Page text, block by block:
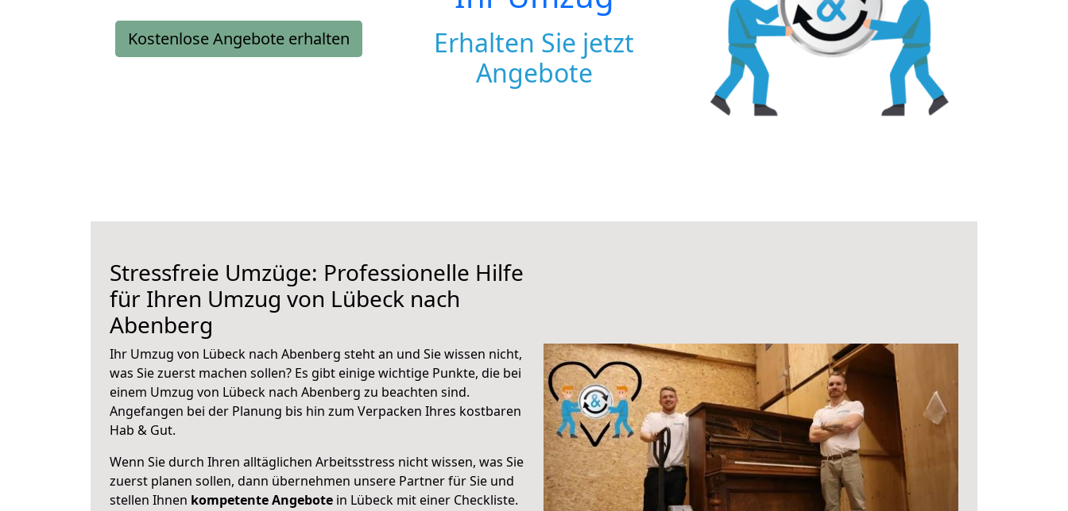
Kostenlose Angebote erhalten
Erhalten Sie jetzt
Angebote
Stressfreie Umzüge: Professionelle Hilfe
für Ihren Umzug von Lübeck nach
Abenberg
Ihr Umzug von Lübeck nach Abenberg steht an und Sie wissen nicht,
was Sie zuerst machen sollen? Es gibt einige wichtige Punkte, die bei
einem Umzug von Lübeck nach Abenberg zu beachten sind.
Angefangen bei der Planung bis hin zum Verpacken Ihres kostbaren
Hab & Gut.
Wenn Sie durch Ihren alltäglichen Arbeitsstress nicht wissen, was Sie
zuerst planen sollen, dann übernehmen unsere Partner für Sie und
stellen Ihnen kompetente Angebote in Lübeck mit einer Checkliste.